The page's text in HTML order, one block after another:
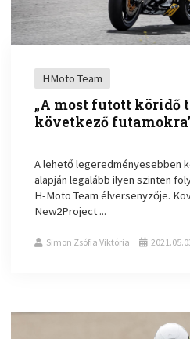
HMoto Team
„A most futott köridő
következő
A lehető legeredményesebben
alapján legalább ilyen szinten
H-Moto Team élversenyzője.
New2Project ...
Simon Zsófia Viktória